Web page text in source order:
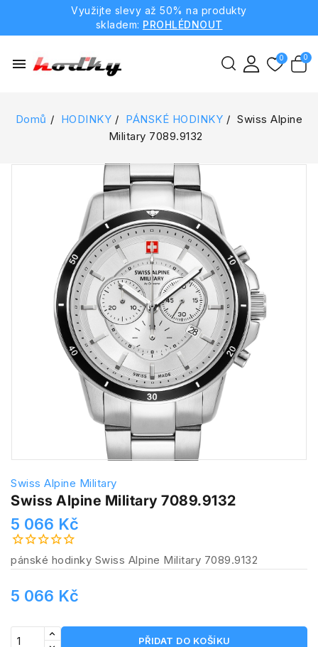
Využijte slevy až 50% na produkty
skladem: PROHLÉDNOUT
menu
Domů HODINKY PÁNSKÉ HODINKY
Swiss Alpine
Military 7089.9132
Swiss Alpine Military
Swiss Alpine Military 7089.9132
5 066 Kč
pánské hodinky Swiss Alpine Military 7089.9132
5 066 Kč
PŘIDAT DO KOŠÍKU